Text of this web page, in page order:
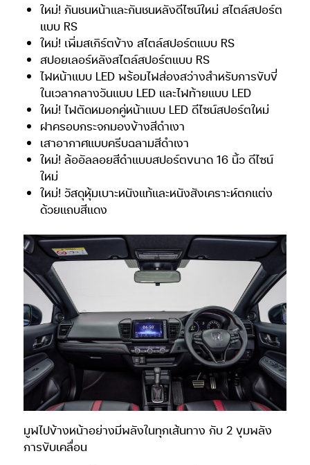
ใหม่! กันชนหน้าและกันชนหลังดีไซน์ใหม่ สไตล์สปอร์ต
แบบ RS
ใหม่! เพิ่มสเกิร์ตข้าง สไตล์สปอร์ตแบบ RS
สปอยเลอร์หลังสไตล์สปอร์ตแบบ RS
ไฟหน้าแบบ LED พร้อมไฟส่องสว่างสำหรับการขับขี่
ในเวลากลางวันแบบ LED และไฟท้ายแบบ LED
ใหม่! ไฟตัดหมอกคู่หน้าแบบ LED ดีไซน์สปอร์ตใหม่
ฝาครอบกระจกมองข้างสีดำเงา
เสาอากาศแบบครีบฉลามสีดำเงา
ใหม่! ล้ออัลลอยสีดำแบบสปอร์ตขนาด 16 นิ้ว ดีไซน์
ใหม่
ใหม่! วัสดุหุ้มเบาะหนังแท้และหนังสังเคราะห์ตกแต่ง
ด้วยแถบสีแดง
มูฟไปข้างหน้าอย่างมีพลังในทุกเส้นทาง กับ 2 ขุมพลัง
การขับเคลื่อน